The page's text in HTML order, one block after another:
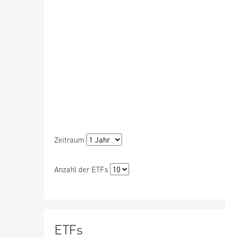
Zeitraum
Anzahl der ETFs
ETFs